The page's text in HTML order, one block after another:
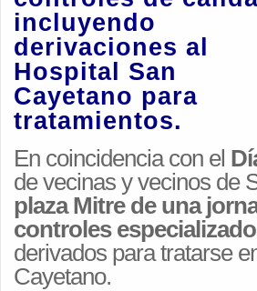
incluyendo
derivaciones al
Hospital San
Cayetano para
tratamientos.
En coincidencia con el
de vecinas y vecinos de
plaza Mitre de una
controles
derivados para tratarse
Cayetano.